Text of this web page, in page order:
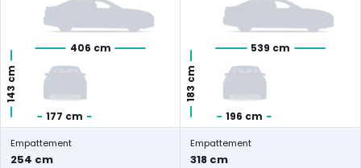
406 cm
177 cm
143 cm
539 cm
196 cm
183 cm
Empattement
254 cm
Empattement
318 cm